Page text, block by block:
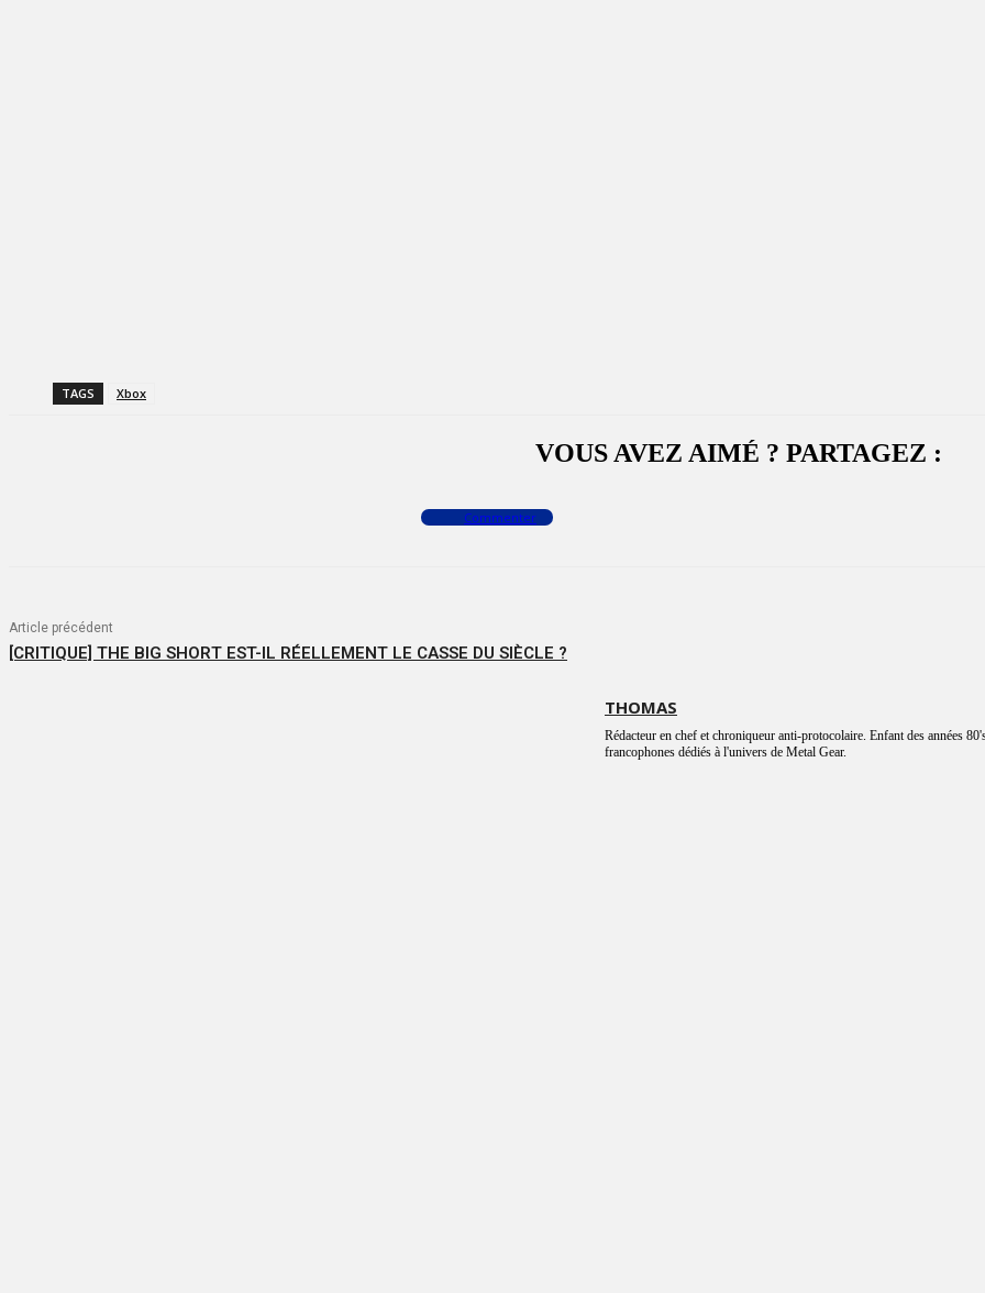
TAGS Xbox
VOUS AVEZ AIMÉ ? PARTAGEZ :
Commenter
Article précédent
[CRITIQUE] THE BIG SHORT EST-IL RÉELLEMENT LE CASSE DU SIÈCLE ?
THOMAS
Rédacteur en chef et chroniqueur anti-protocolaire. Enfant des années
francophones dédiés à l'univers de Metal Gear.